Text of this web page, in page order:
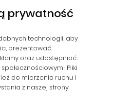
prywatność
technologii, aby
prezentować
oraz udostępniać
Pliki
do mierzenia ruchu i
z naszej strony